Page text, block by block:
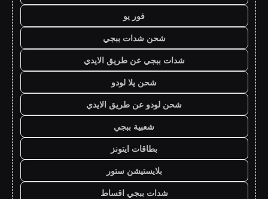
فور يو
شحن شدات ببجي
شدات ببجي عن طريق الايدي
شحن يلا لودو
شحن لودو عن طريق الايدي
شعبية ببجي
بطاقات ايتونز
بلايستيشن ستور
شدات ببجي اقساط